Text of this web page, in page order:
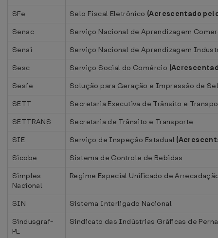
SFe
Selo Fiscal Eletrônico (Acrescentado
Senac
Serviço Nacional de Aprendizagem
Senai
Serviço Nacional de Aprendizagem
Sesc
Serviço Social do Comércio
Sesfe
Solução para Geração e Impressão de
SETT
Secretaria Executiva de Trânsito e
SETTRANS
Secretaria de Trânsito e Transporte
SIE
Serviço de Inspeção Estadual
Sicobe
Sistema de Controle de Bebidas
Simples
Nacional
Regime Especial Unificado de
SIN
Sistema Interligado Nacional
Sindusgraf-
PE
Sindicato das Indústrias Gráficas de